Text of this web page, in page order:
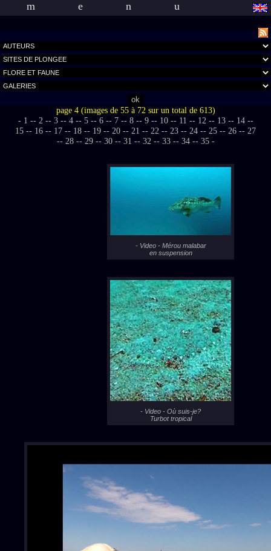
menu
page 4 (images de 55 à 72 sur un total de 613)
- 1 -- 2 -- 3 -- 4 -- 5 -- 6 -- 7 -- 8 -- 9 -- 10 -- 11 -- 12 -- 13 -- 14 --
15 -- 16 -- 17 -- 18 -- 19 -- 20 -- 21 -- 22 -- 23 -- 24 -- 25 -- 26 -- 27
-- 28 -- 29 -- 30 -- 31 -- 32 -- 33 -- 34 -- 35 -
- Video - Mérou malabar
en suspension
- Video - Où suis-je?
Turbot tropical